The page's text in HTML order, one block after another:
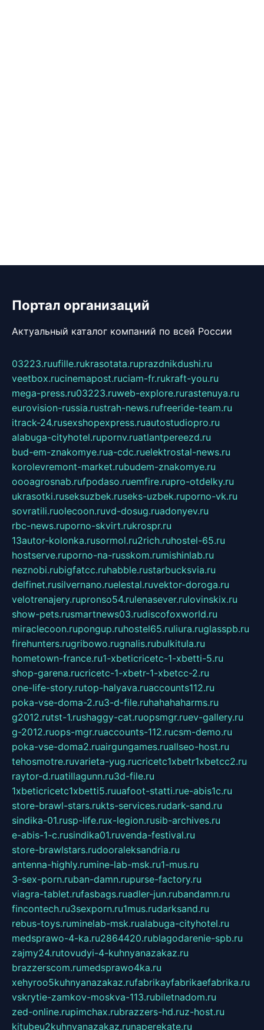
Портал организаций
Актуальный каталог компаний по всей России
03223.ruufille.rukrasotata.ruprazdnikdushi.ru
veetbox.rucinemapost.ruciam-fr.rukraft-you.ru
mega-press.ru03223.ruweb-explore.rurastenuya.ru
eurovision-russia.rustrah-news.rufreeride-team.ru
itrack-24.rusexshopexpress.ruautostudiopro.ru
alabuga-cityhotel.rupornv.ruatlantpereezd.ru
bud-em-znakomye.rua-cdc.ruelektrostal-news.ru
korolevremont-market.rubudem-znakomye.ru
oooagrosnab.rufpodaso.ruemfire.rupro-otdelky.ru
ukrasotki.ruseksuzbek.ruseks-uzbek.ruporno-vk.ru
sovratili.ruolecoon.ruvd-dosug.ruadonyev.ru
rbc-news.ruporno-skvirt.rukrospr.ru
13autor-kolonka.rusormol.ru2rich.ruhostel-65.ru
hostserve.ruporno-na-russkom.rumishinlab.ru
neznobi.rubigfatcc.ruhabble.rustarbucksvia.ru
delfinet.rusilvernano.ruelestal.ruvektor-doroga.ru
velotrenajery.rupronso54.rulenasever.rulovinskix.ru
show-pets.rusmartnews03.rudiscofoxworld.ru
miraclecoon.rupongup.ruhostel65.ruliura.ruglasspb.ru
firehunters.rugribowo.rugnalis.rubulkitula.ru
hometown-france.ru1-xbeticricetc-1-xbetti-5.ru
shop-garena.rucricetc-1-xbetr-1-xbetcc-2.ru
one-life-story.rutop-halyava.ruaccounts112.ru
poka-vse-doma-2.ru3-d-file.ruhahahaharms.ru
g2012.rutst-1.rushaggy-cat.ruopsmgr.ruev-gallery.ru
g-2012.ruops-mgr.ruaccounts-112.rucsm-demo.ru
poka-vse-doma2.ruairgungames.ruallseo-host.ru
tehosmotre.ruvarieta-yug.rucricetc1xbetr1xbetcc2.ru
raytor-d.ruatillagunn.ru3d-file.ru
1xbeticricetc1xbetti5.ruuafoot-statti.rue-abis1c.ru
store-brawl-stars.rukts-services.rudark-sand.ru
sindika-01.rusp-life.rux-legion.rusib-archives.ru
e-abis-1-c.rusindika01.ruvenda-festival.ru
store-brawlstars.rudooraleksandria.ru
antenna-highly.rumine-lab-msk.ru1-mus.ru
3-sex-porn.ruban-damn.rupurse-factory.ru
viagra-tablet.rufasbags.ruadler-jun.rubandamn.ru
fincontech.ru3sexporn.ru1mus.rudarksand.ru
rebus-toys.ruminelab-msk.rualabuga-cityhotel.ru
medsprawo-4-ka.ru2864420.rublagodarenie-spb.ru
zajmy24.rutovudyi-4-kuhnyanazakaz.ru
brazzerscom.rumedsprawo4ka.ru
xehyroo5kuhnyanazakaz.rufabrikayfabrikaefabrika.ru
vskrytie-zamkov-moskva-113.rubiletnadom.ru
zed-online.rupimchax.rubrazzers-hd.ruz-host.ru
kitubeu2kuhnyanazakaz.runaperekate.ru